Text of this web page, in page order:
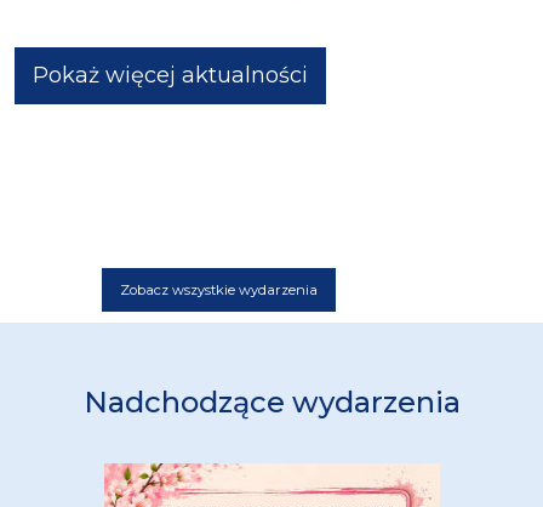
Pokaż więcej aktualności
Zobacz wszystkie wydarzenia
Nadchodzące wydarzenia